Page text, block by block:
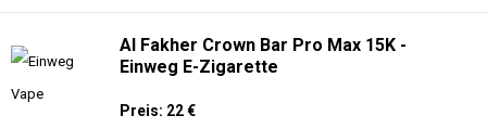
Al Fakher Crown Bar Pro Max 15K -
Einweg E-Zigarette
Preis: 22 €